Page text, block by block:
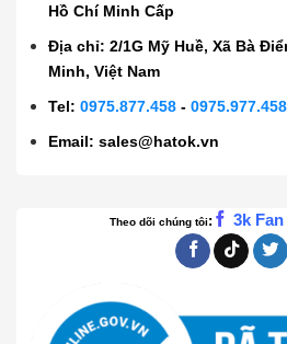
Hồ Chí Minh Cấp
Địa chỉ: 2/1G Mỹ Huề, Xã Bà
Minh, Việt Nam
Tel:0975.877.458 -0975.977.458
Email:sales@hatok.vn
Theo dõi chúng tôi: 3k Fan